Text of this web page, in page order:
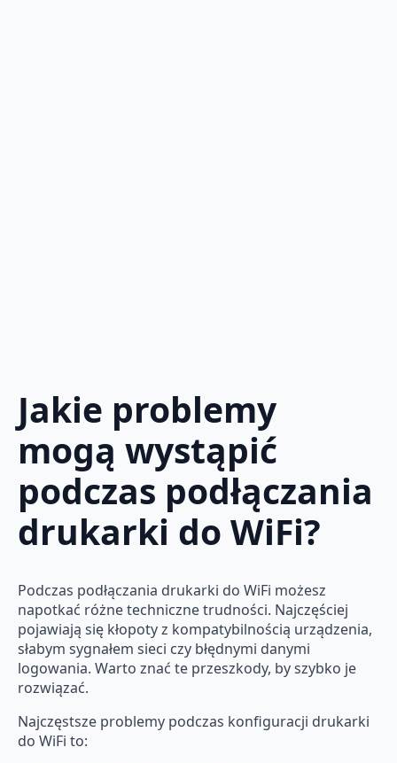
Jakie problemy
mogą wystąpić
podczas podłączania
drukarki do WiFi?
Podczas podłączania drukarki do WiFi możesz
napotkać różne techniczne trudności. Najczęściej
pojawiają się kłopoty z kompatybilnością urządzenia,
słabym sygnałem sieci czy błędnymi danymi
logowania. Warto znać te przeszkody, by szybko je
rozwiązać.
Najczęstsze problemy podczas konfiguracji drukarki
do WiFi to: